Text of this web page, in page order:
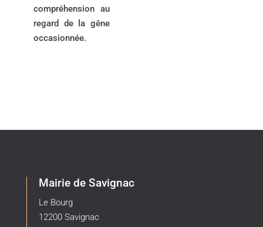
compréhension au
regard de la gêne
occasionnée.
Mairie de Savignac
Le Bourg
12200 Savignac